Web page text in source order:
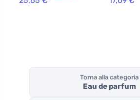
Torna alla categoria
Eau de parfum